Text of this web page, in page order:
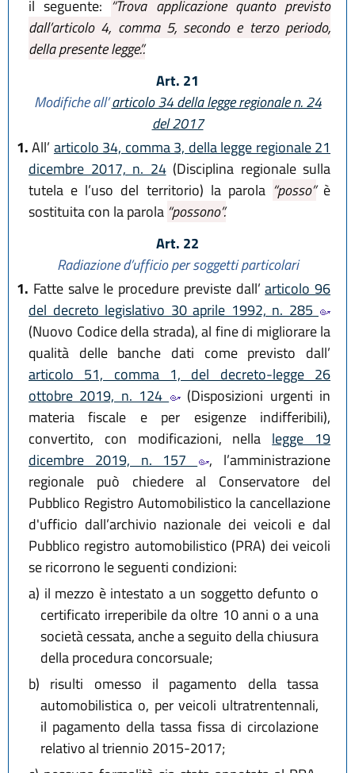
il seguente: “Trova applicazione quanto previsto
dall’articolo 4, comma 5, secondo e terzo periodo,
della presente legge.”.
Art. 21
Modifiche all’articolo 34 della legge regionale n. 24
del 2017
1. All’ articolo 34, comma 3, della legge regionale 21
dicembre 2017, n. 24(Disciplina regionale sulla
tutela e l’uso del territorio) la parola “posso”è
sostituita con la parola “possono”.
Art. 22
Radiazione d’ufficio per soggetti particolari
1. Fatte salve le procedure previste dall’articolo 96
del decreto legislativo 30 aprile 1992, n. 285
(Nuovo Codice della strada), al fine di migliorare la
qualità delle banche dati come previsto dall’
articolo 51, comma 1, del decreto-legge 26
ottobre 2019, n. 124
(Disposizioni urgenti in
materia fiscale e per esigenze indifferibili),
convertito, con modificazioni, nella legge 19
dicembre 2019, n. 157
, l’amministrazione
regionale può chiedere al Conservatore del
Pubblico Registro Automobilistico la cancellazione
d'ufficio dall’archivio nazionale dei veicoli e dal
Pubblico registro automobilistico (PRA) dei veicoli
se ricorrono le seguenti condizioni:
a) il mezzo è intestato a un soggetto defunto o
certificato irreperibile da oltre 10 anni o a una
società cessata, anche a seguito della chiusura
della procedura concorsuale;
b) risulti omesso il pagamento della tassa
automobilistica o, per veicoli ultratrentennali,
il pagamento della tassa fissa di circolazione
relativo al triennio 2015-2017;